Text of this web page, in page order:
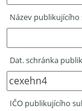
Název
Dat. schránka
IČO publikujícího